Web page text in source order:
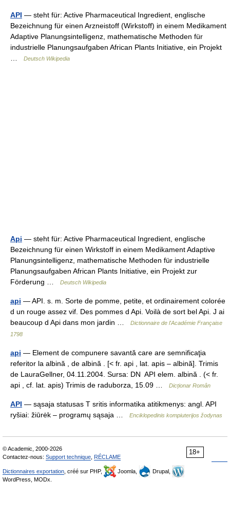
API — steht für: Active Pharmaceutical Ingredient, englische
Bezeichnung für einen Arzneistoff (Wirkstoff) in einem Medikament
Adaptive Planungsintelligenz, mathematische Methoden für
industrielle Planungsaufgaben African Plants Initiative, ein Projekt
Deutsch Wikipedia
Api — steht für: Active Pharmaceutical Ingredient, englische
Bezeichnung für einen Wirkstoff in einem Medikament Adaptive
Planungsintelligenz, mathematische Methoden für industrielle
Planungsaufgaben African Plants Initiative, ein Projekt zur
Förderung …
Deutsch Wikipedia
api — API. s. m. Sorte de pomme, petite, et ordinairement colorée
d un rouge assez vif. Des pommes d Api. Voilà de sort bel Api. J ai
beaucoup d Api dans mon jardin …
Dictionnaire de l'Académie Française
1798
api — Element de compunere savantă care are semnificaţia
referitor la albină , de albină . [< fr. api , lat. apis – albină]. Trimis
de LauraGellner, 04.11.2004. Sursa: DN API elem. albină . (< fr.
api , cf. lat. apis) Trimis de raduborza, 15.09 …
Dicționar Român
API — sąsaja statusas T sritis informatika atitikmenys: angl. API
ryšiai: žiūrėk – programų sąsaja …
Enciklopedinis kompiuterijos žodynas
18+
© Academic, 2000-2026
Contactez-nous: Support technique RÉCLAME
Dictionnaires exportation , créé sur PHP, Joomla,
Drupal,
WordPress, MODx.